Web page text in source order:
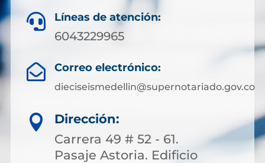
 Líneas de atención:
6043229965
 Correo electrónico:
dieciseismedellin@supernotariado.gov.co

Dirección:
Carrera 49 # 52 - 61.
Pasaje Astoria. Edificio